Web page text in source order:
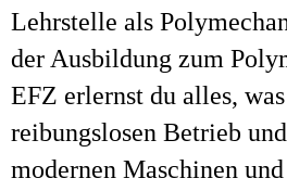
Lehrstelle als
der Ausbildung zum
EFZ erlernst du alles,
reibungslosen Betrieb
modernen Maschinen und